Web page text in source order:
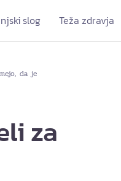
slog Teža zdravja
da je
za